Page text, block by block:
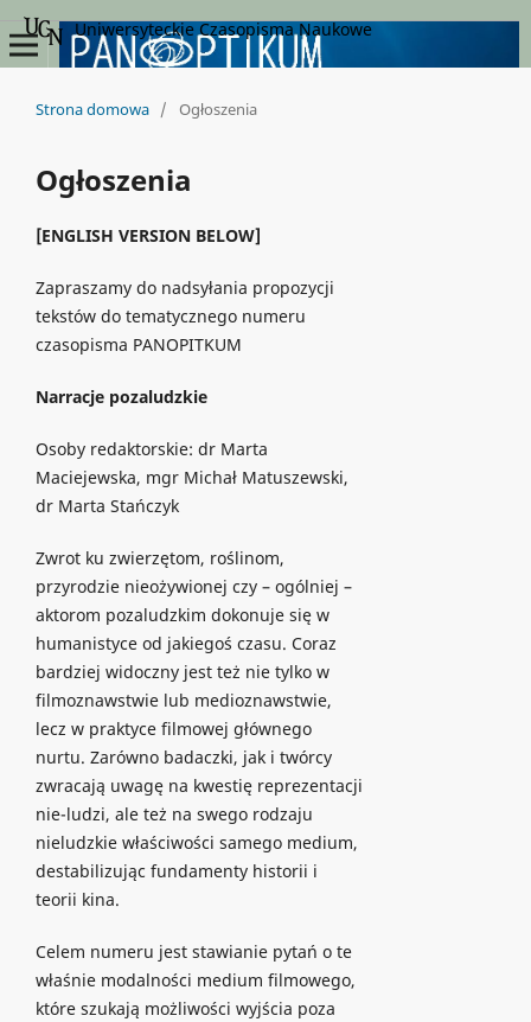
Uniwersyteckie Czasopisma Naukowe
Strona domowa / Ogłoszenia
Ogłoszenia
[ENGLISH VERSION BELOW]
Zapraszamy do nadsyłania propozycji
tekstów do tematycznego numeru
czasopisma PANOPITKUM
Narracje pozaludzkie
Osoby redaktorskie: dr Marta
Maciejewska, mgr Michał Matuszewski,
dr Marta Stańczyk
Zwrot ku zwierzętom, roślinom,
przyrodzie nieożywionej czy – ogólniej –
aktorom pozaludzkim dokonuje się w
humanistyce od jakiegoś czasu. Coraz
bardziej widoczny jest też nie tylko w
filmoznawstwie lub medioznawstwie,
lecz w praktyce filmowej głównego
nurtu. Zarówno badaczki, jak i twórcy
zwracają uwagę na kwestię reprezentacji
nie-ludzi, ale też na swego rodzaju
nieludzkie właściwości samego medium,
destabilizując fundamenty historii i
teorii kina.
Celem numeru jest stawianie pytań o te
właśnie modalności medium filmowego,
które szukają możliwości wyjścia poza